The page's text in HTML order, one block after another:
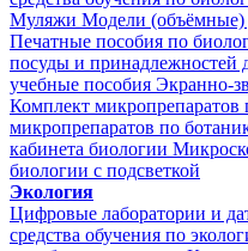
Муляжи Модели (объёмные)
Печатные пособия по
посуды и принадлежностей
учебные пособия Экранно-
Комплект микропрепаратов
микропрепаратов по
кабинета биологии
биологии с подсветкой
Экология
Цифровые лаборатории и
средства обучения по